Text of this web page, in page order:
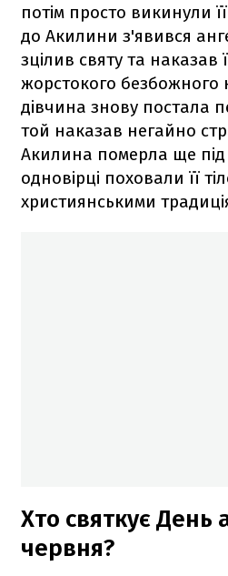
потім просто викинули
до Акилини з'явився
зцілив святу та наказав
жорстокого безбожного
дівчина знову постала
той наказав негайно
Акилина померла ще
одновірці поховали її
християнськими
Хто святкує День
червня?